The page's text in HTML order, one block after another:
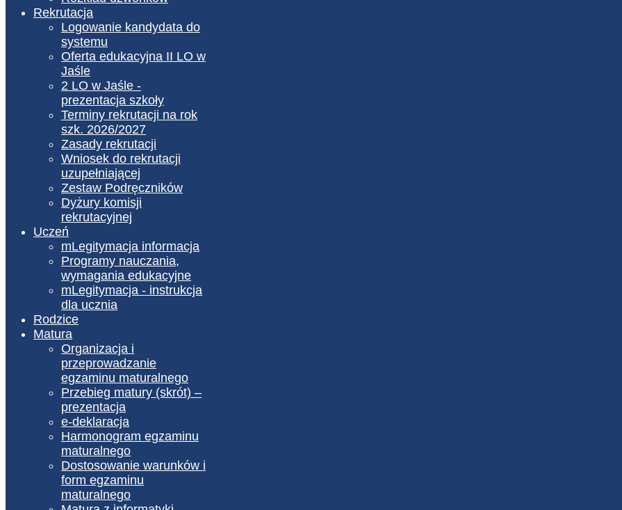
Rekrutacja
Logowanie kandydata do
systemu
Oferta edukacyjna II LO w
Jaśle
2 LO w Jaśle -
prezentacja szkoły
Terminy rekrutacji na rok
szk. 2026/2027
Zasady rekrutacji
Wniosek do rekrutacji
uzupełniającej
Zestaw Podręczników
Dyżury komisji
rekrutacyjnej
Uczeń
mLegitymacja informacja
Programy nauczania,
wymagania edukacyjne
mLegitymacja - instrukcja
dla ucznia
Rodzice
Matura
Organizacja i
przeprowadzanie
egzaminu maturalnego
Przebieg matury (skrót) –
prezentacja
e-deklaracja
Harmonogram egzaminu
maturalnego
Dostosowanie warunków i
form egzaminu
maturalnego